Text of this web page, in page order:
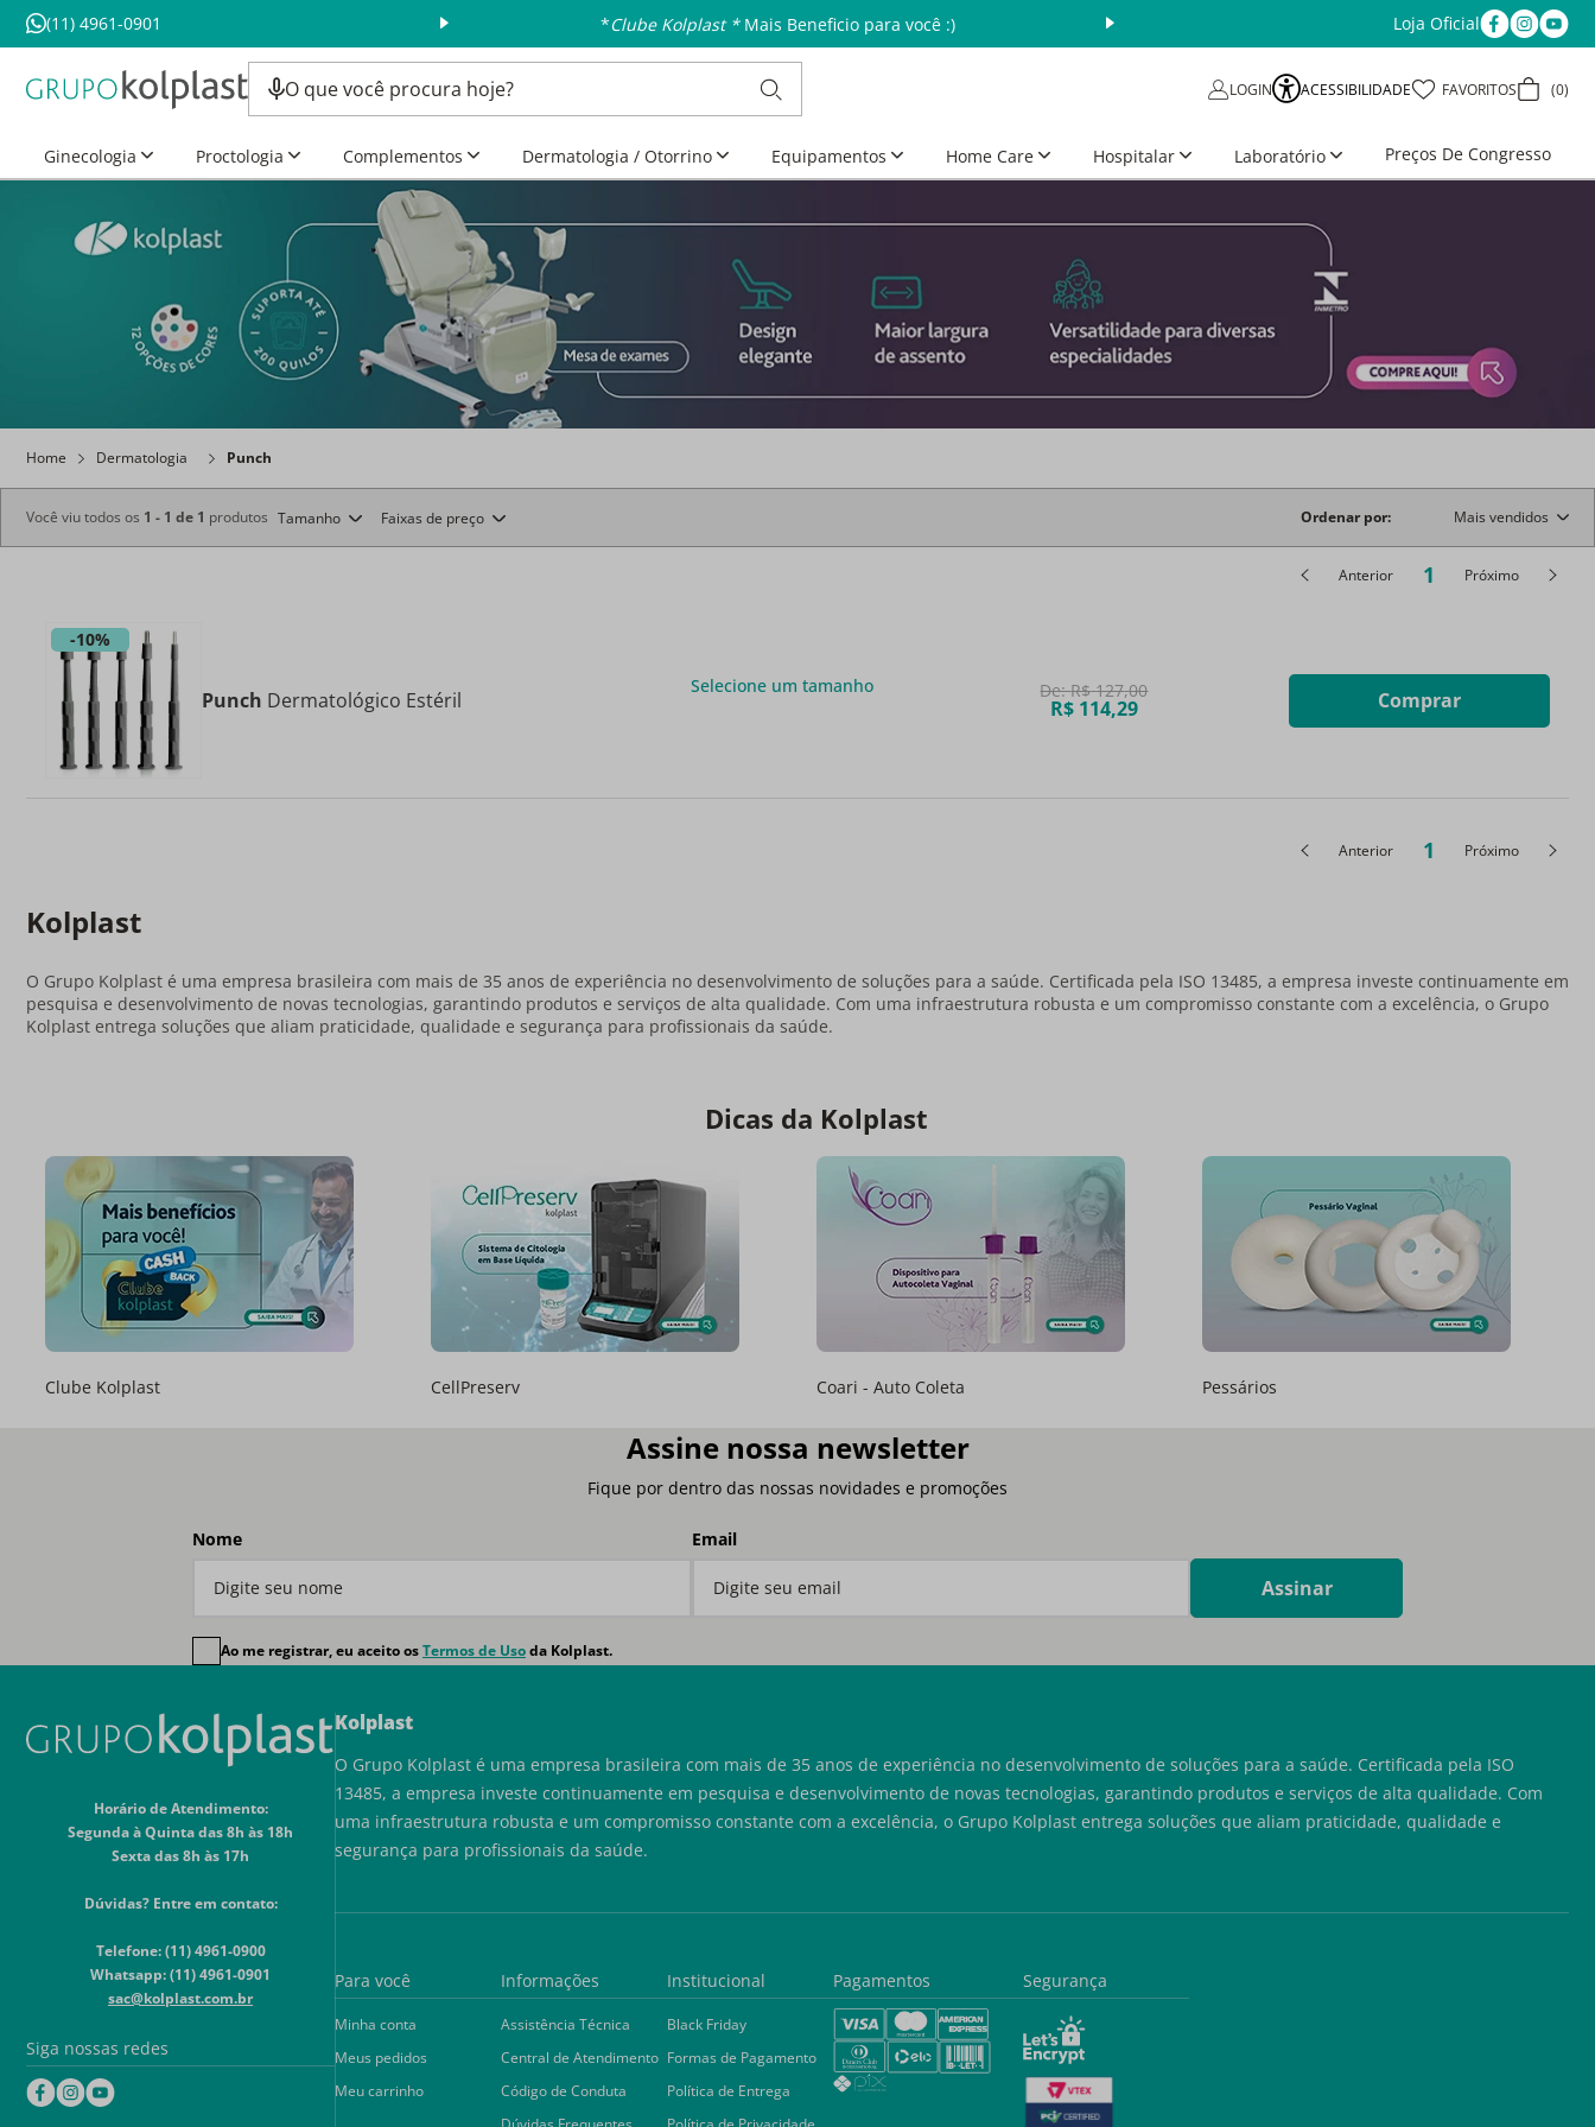
(11) 4961-0901
Kolplast *Mais Beneficio para você :) Aproveite as Ofertas da SemanaÚltimos dias Loja Oficial
LOGIN ACESSIBILIDADE FAVORITOS 0
Ginecologia Proctologia Complementos Dermatologia / Otorrino Equipamentos Home Care Hospitalar Laboratório Preços De Congresso
Home Dermatologia Punch
Você viu todos os 1 - 1 de 1 produtos Tamanho Faixas de preço Ordenar por Mais vendidos
Anterior 1 Próximo
-10%
Punch Dermatológico Estéril
Selecione um tamanho De:R$ 127,00
R$ 114,29 Comprar
Anterior 1 Próximo
Kolplast
O Grupo Kolplast é uma empresa brasileira com mais de 35 anos de experiência no desenvolvimento de soluções para a saúde. Certificada pela ISO 13485, a empresa investe continuamente em
pesquisa e desenvolvimento de novas tecnologias, garantindo produtos e serviços de alta qualidade. Com uma infraestrutura robusta e um compromisso constante com a excelência, o Grupo
Kolplast entrega soluções que aliam praticidade, qualidade e segurança para profissionais da saúde.
Dicas da Kolplast
Clube Kolplast CellPreserv Coari - Auto Coleta Pessários
Assine nossa newsletter
Fique por dentro das nossas novidades e promoções
Nome Email
Assinar
Ao me registrar, eu aceito osTermos de Usoda Kolplast.
Horário de Atendimento:
Segunda à Quinta das 8h às 18h
Sexta das 8h às 17h
Dúvidas? Entre em contato:
Telefone: (11) 4961-0900
Whatsapp: (11) 4961-0901
sac@kolplast.com.br
Siga nossas redes
Kolplast
O Grupo Kolplast é uma empresa brasileira com mais de 35 anos de experiência no desenvolvimento de soluções para a saúde. Certificada pela ISO
13485, a empresa investe continuamente em pesquisa e desenvolvimento de novas tecnologias, garantindo produtos e serviços de alta qualidade. Com
uma infraestrutura robusta e um compromisso constante com a excelência, o Grupo Kolplast entrega soluções que aliam praticidade, qualidade e
segurança para profissionais da saúde.
Para você
Minha conta
Meus pedidos
Meu carrinho
Informações
Assistência Técnica
Central de Atendimento
Código de Conduta
Institucional
Black Friday
Formas de Pagamento
Política de Entrega
Pagamentos Segurança